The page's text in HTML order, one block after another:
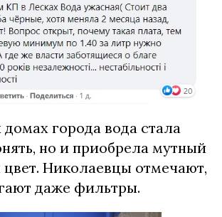
города вода стала
но и приобрела мутный
Николаевцы отмечают,
даже фильтры.